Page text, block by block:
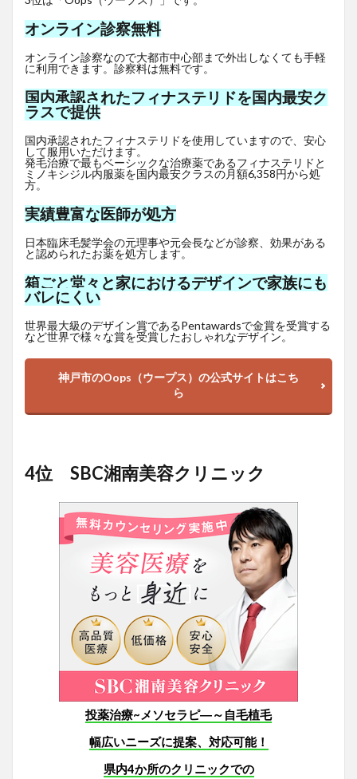
オンライン診察無料
オンライン診察なので大都市中心部まで外出しなくても手軽
に利用できます。診察料は無料です。
国内承認されたフィナステリドを国内最安ク
ラスで提供
国内承認されたフィナステリドを使用していますので、安心
して服用いただけます。
発毛治療で最もベーシックな治療薬であるフィナステリドと
ミノキシジル内服薬を国内最安クラスの月額6,358円から処
方。
実績豊富な医師が処方
日本臨床毛髪学会の元理事や元会長などが診察、効果がある
と認められたお薬を処方します。
箱ごと堂々と家におけるデザインで家族にも
バレにくい
世界最大級のデザイン賞であるPentawardsで金賞を受賞する
など世界で様々な賞を受賞したおしゃれなデザイン。
神戸市のOops（ウープス）の公式サイトはこち
ら
4位 SBC湘南美容クリニック
投薬治療~メソセラピ―～自毛植毛
幅広いニーズに提案、対応可能！
県内4か所のクリニックでの